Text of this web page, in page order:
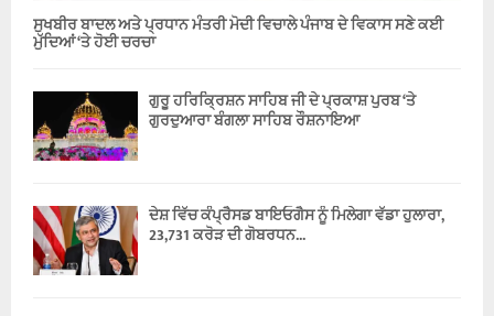
ਸੁਖਬੀਰ ਬਾਦਲ ਅਤੇ ਪ੍ਰਧਾਨ ਮੰਤਰੀ ਮੋਦੀ ਵਿਚਾਲੇ ਪੰਜਾਬ ਦੇ ਵਿਕਾਸ ਸਣੇ ਕਈ
ਮੁੱਦਿਆਂ ‘ਤੇ ਹੋਈ ਚਰਚਾ
ਗੁਰੂ ਹਰਿਕ੍ਰਿਸ਼ਨ ਸਾਹਿਬ ਜੀ ਦੇ ਪ੍ਰਕਾਸ਼ ਪੁਰਬ ‘ਤੇ
ਗੁਰਦੁਆਰਾ ਬੰਗਲਾ ਸਾਹਿਬ ਰੌਸ਼ਨਾਇਆ
ਦੇਸ਼ ਵਿੱਚ ਕੰਪ੍ਰੈਸਡ ਬਾਇਓਗੈਸ ਨੂੰ ਮਿਲੇਗਾ ਵੱਡਾ ਹੁਲਾਰਾ,
23,731 ਕਰੋੜ ਦੀ ਗੋਬਰਧਨ...